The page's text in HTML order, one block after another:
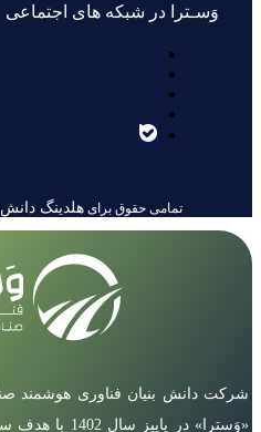
وَسـترا در شبکه های اجتماعی
تمامی حقوق برایهلدینگ دانش
شرکت دانش بنیان فناوری هوشمند
«وَسترا» در